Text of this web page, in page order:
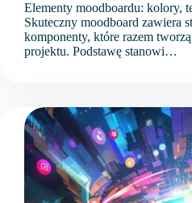
Elementy moodboardu: kolory,
Skuteczny moodboard zawiera
komponenty, które razem
projektu. Podstawę stanowi…